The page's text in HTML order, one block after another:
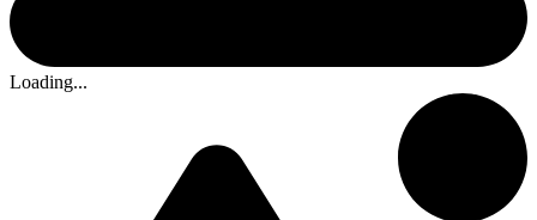
Loading...